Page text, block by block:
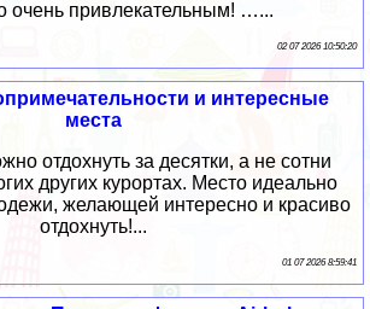
очень привлекательным! …...
02 07 2026 10:50:20
и интересные
места
отдохнуть за десятки, а не сотни
других курортах. Место идеально
желающей интересно и красиво
отдохнуть!...
01 07 2026 8:59:41